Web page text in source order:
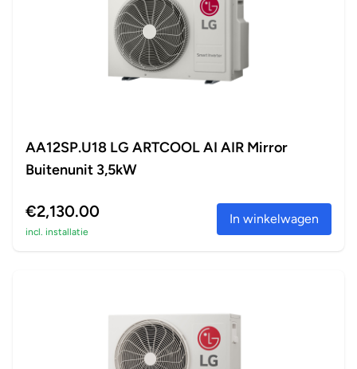
AA12SP.U18 LG ARTCOOL AI AIR Mirror
Buitenunit 3,5kW
€2,130.00
incl. installatie
In winkelwagen